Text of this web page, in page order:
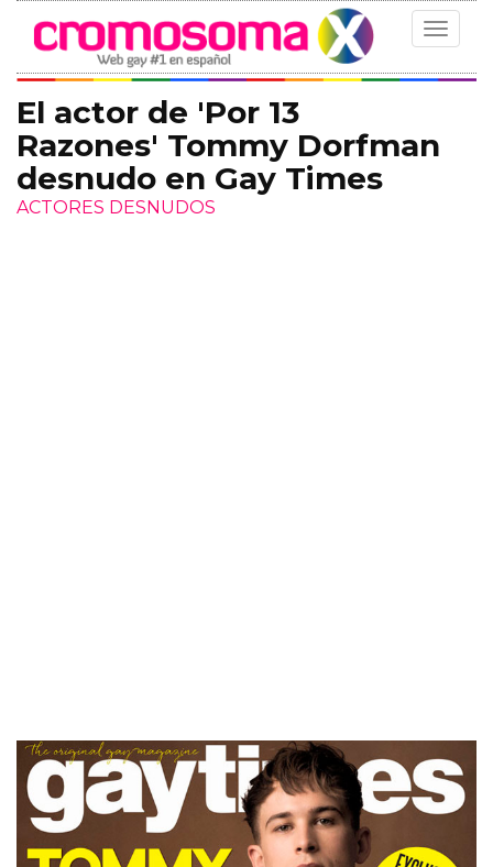
Toggle
El actor de 'Por 13
Razones' Tommy Dorfman
desnudo en Gay Times
ACTORES DESNUDOS